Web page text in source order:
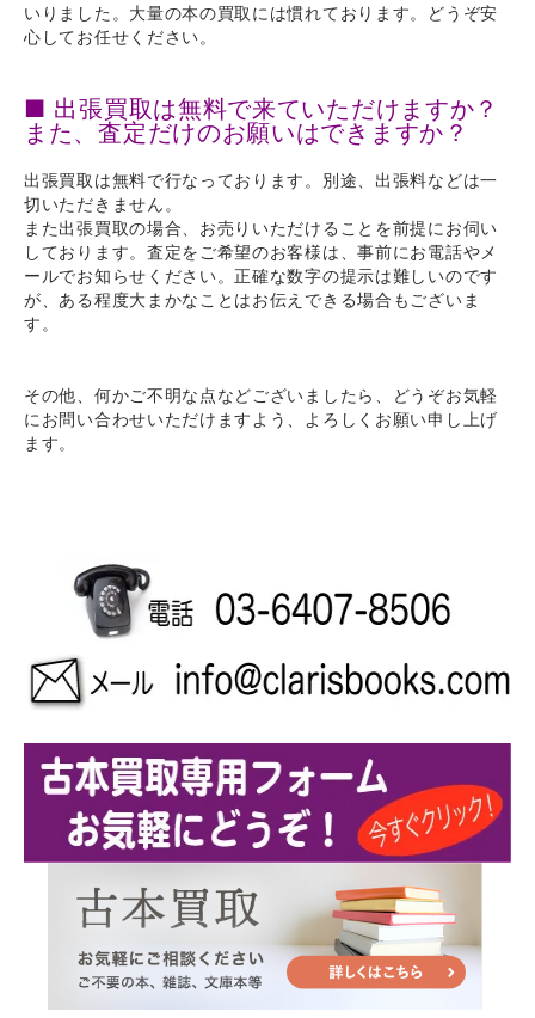
いりました。大量の本の買取には慣れております。どうぞ安
心してお任せください。
■ 出張買取は無料で来ていただけますか？
また、査定だけのお願いはできますか？
出張買取は無料で行なっております。別途、出張料などは一
切いただきません。
また出張買取の場合、お売りいただけることを前提にお伺い
しております。査定をご希望のお客様は、事前にお電話やメ
ールでお知らせください。正確な数字の提示は難しいのです
が、ある程度大まかなことはお伝えできる場合もございま
す。
その他、何かご不明な点などございましたら、どうぞお気軽
にお問い合わせいただけますよう、よろしくお願い申し上げ
ます。